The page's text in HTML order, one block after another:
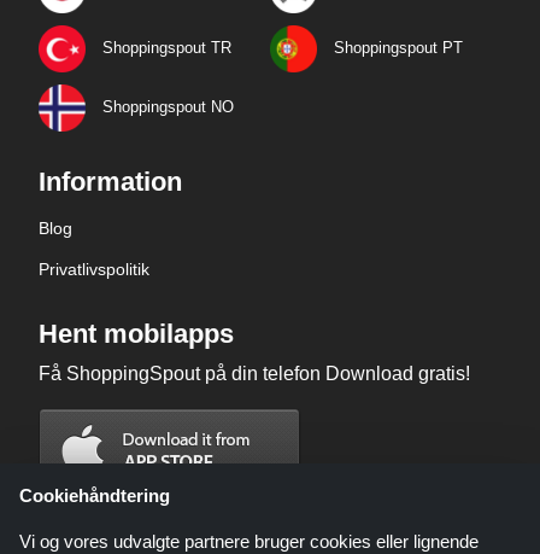
Shoppingspout TR Shoppingspout PT
Shoppingspout NO
Information
Blog
Privatlivspolitik
Hent mobilapps
Få ShoppingSpout på din telefon Download gratis!
Cookiehåndtering
Vi og vores udvalgte partnere bruger cookies eller lignende